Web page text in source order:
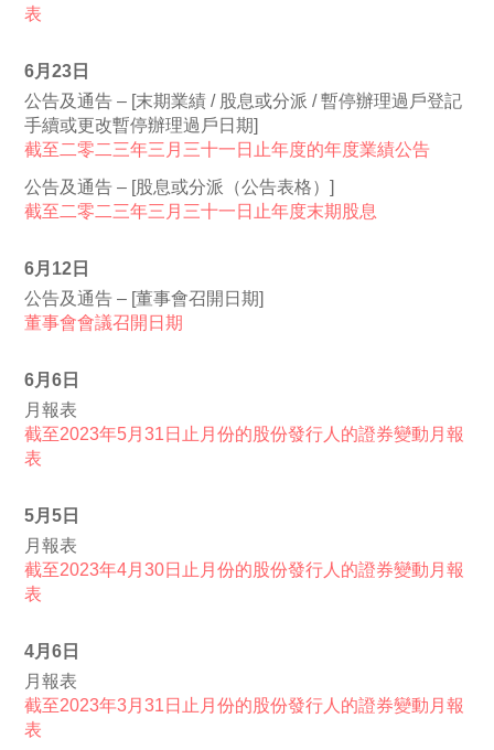
表
6月23日
公告及通告 – [末期業績 / 股息或分派 / 暫停辦理過戶登記
手續或更改暫停辦理過戶日期]
截至二零二三年三月三十一日止年度的年度業績公告
公告及通告 – [股息或分派（公告表格）]
截至二零二三年三月三十一日止年度末期股息
6月12日
公告及通告 – [董事會召開日期]
董事會會議召開日期
6月6日
月報表
截至2023年5月31日止月份的股份發行人的證券變動月報
表
5月5日
月報表
截至2023年4月30日止月份的股份發行人的證券變動月報
表
4月6日
月報表
截至2023年3月31日止月份的股份發行人的證券變動月報
表